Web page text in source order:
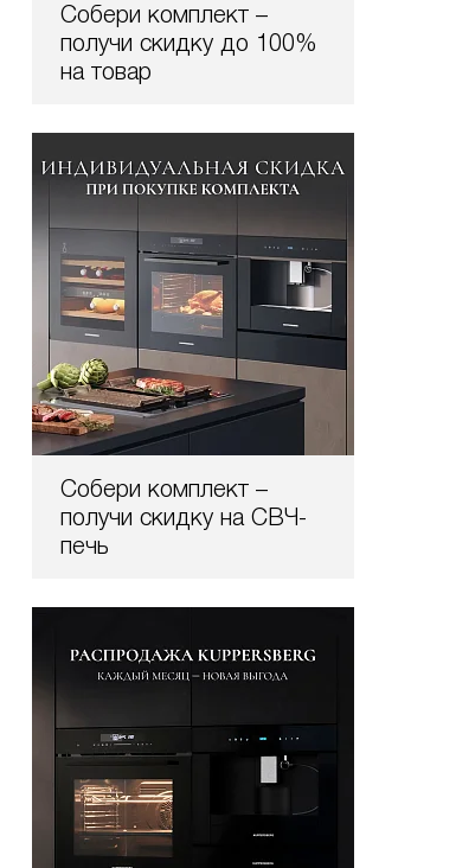
Собери комплект –
получи скидку до 100%
на товар
Собери комплект –
получи скидку на СВЧ-
печь